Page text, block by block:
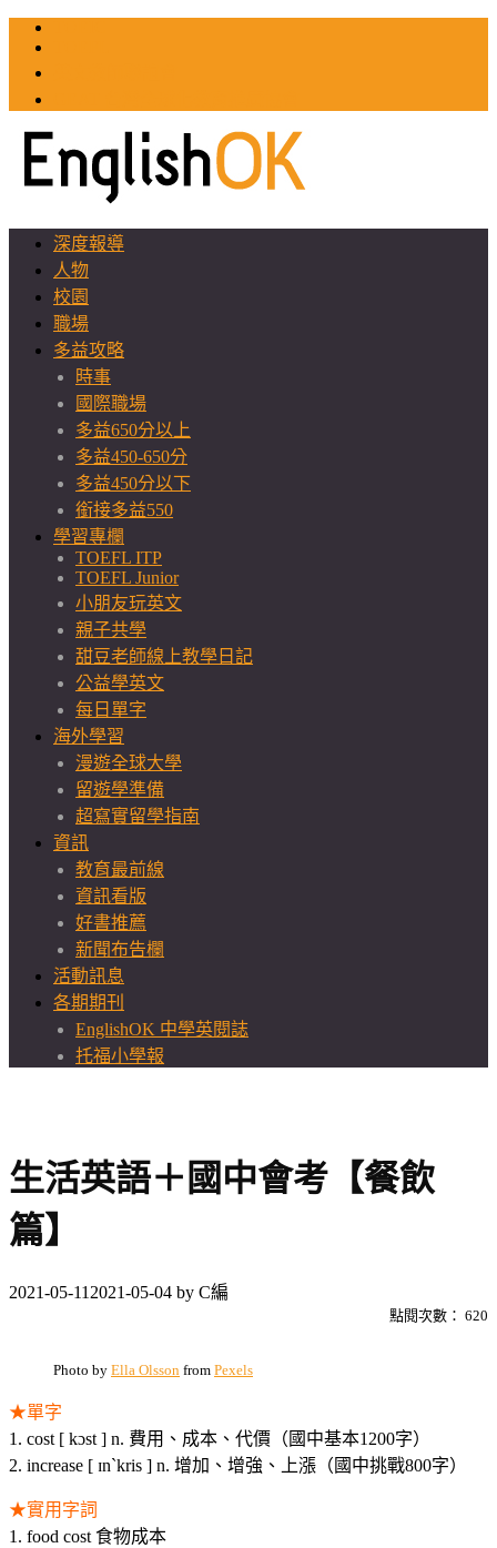
深度報導
人物
校園
職場
多益攻略
時事
國際職場
多益650分以上
多益450-650分
多益450分以下
銜接多益550
學習專欄
TOEFL ITP
TOEFL Junior
小朋友玩英文
親子共學
甜豆老師線上教學日記
公益學英文
每日單字
海外學習
漫遊全球大學
留遊學準備
超寫實留學指南
資訊
教育最前線
資訊看版
好書推薦
新聞布告欄
活動訊息
各期期刊
EnglishOK 中學英閱誌
托福小學報
生活英語＋國中會考【餐飲
篇】
2021-05-112021-05-04 by C編
點閱次數： 620
Photo by Ella Olsson from Pexels
★單字
1. cost [ kɔst ] n. 費用、成本、代價（國中基本1200字）
2. increase [ ɪnˋkris ] n. 增加、增強、上漲（國中挑戰800字）
★實用字詞
1. food cost 食物成本